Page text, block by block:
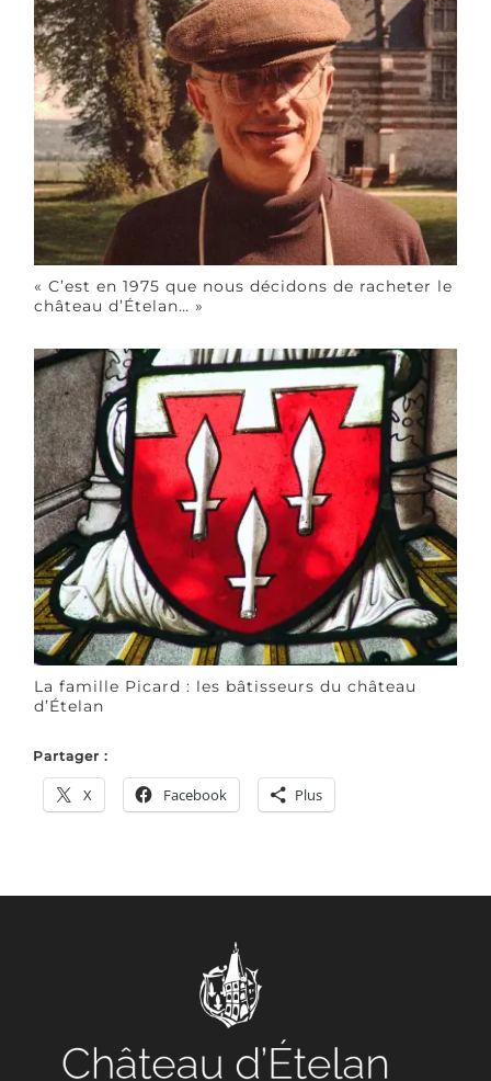
« C’est en 1975 que nous décidons de racheter le
château d’Ételan… »
La famille Picard : les bâtisseurs du château
d’Ételan
Partager :
X Facebook Plus